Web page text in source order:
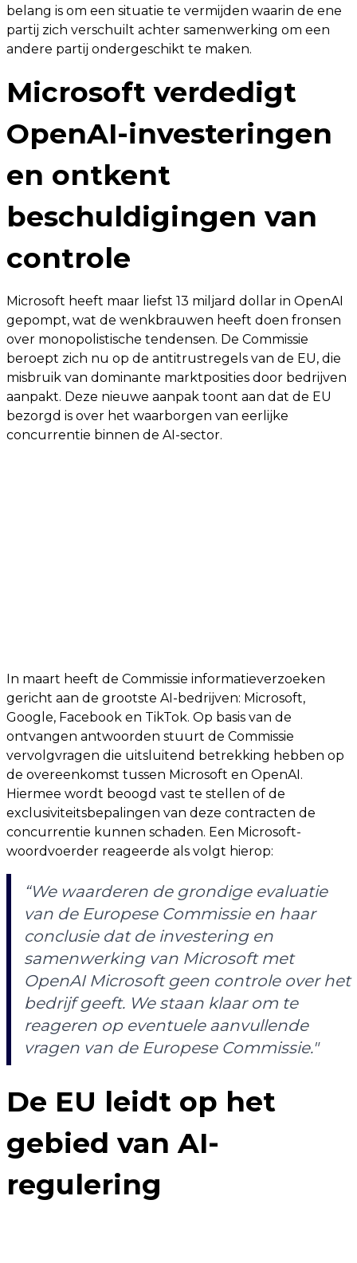
belang is om een ​​situatie te vermijden waarin de ene
partij zich verschuilt achter samenwerking om een ​​
andere partij ondergeschikt te maken.
Microsoft verdedigt
OpenAI-investeringen
en ontkent
beschuldigingen van
controle
Microsoft heeft maar liefst 13 miljard dollar in OpenAI
gepompt, wat de wenkbrauwen heeft doen fronsen
over monopolistische tendensen. De Commissie
beroept zich nu op de antitrustregels van de EU, die
misbruik van dominante marktposities door bedrijven
aanpakt. Deze nieuwe aanpak toont aan dat de EU
bezorgd is over het waarborgen van eerlijke
concurrentie binnen de AI-sector.
In maart heeft de Commissie informatieverzoeken
gericht aan de grootste AI-bedrijven: Microsoft,
Google, Facebook en TikTok. Op basis van de
ontvangen antwoorden stuurt de Commissie
vervolgvragen die uitsluitend betrekking hebben op
de overeenkomst tussen Microsoft en OpenAI.
Hiermee wordt beoogd vast te stellen of de
exclusiviteitsbepalingen van deze contracten de
concurrentie kunnen schaden. Een Microsoft-
woordvoerder reageerde als volgt hierop:
“We waarderen de grondige evaluatie
van de Europese Commissie en haar
conclusie dat de investering en
samenwerking van Microsoft met
OpenAI Microsoft geen controle over het
bedrijf geeft. We staan ​​klaar om te
reageren op eventuele aanvullende
vragen van de Europese Commissie."
De EU leidt op het
gebied van AI-
regulering